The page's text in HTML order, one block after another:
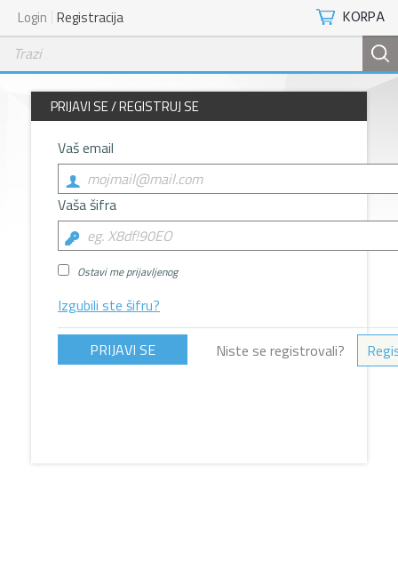
KORPA
Login Registracija
PRIJAVI SE / REGISTRUJ SE
Vaš email
Vaša šifra
Ostavi me prijavljenog
Izgubili ste šifru?
Niste se registrovali?